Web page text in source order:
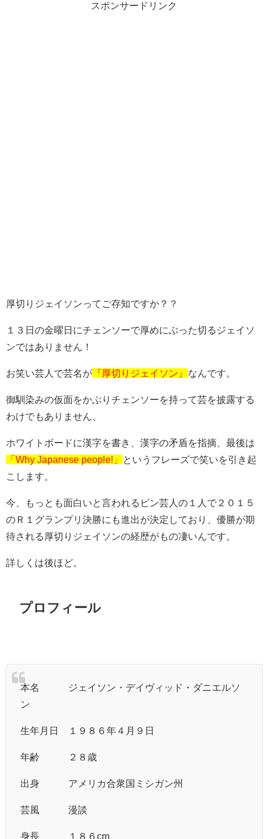
スポンサードリンク
厚切りジェイソンってご存知ですか？？
１３日の金曜日にチェンソーで厚めにぶった切るジェイソ
ンではありません！
お笑い芸人で芸名が 『厚切りジェイソン』 なんです。
御馴染みの仮面をかぶりチェンソーを持って芸を披露する
わけでもありません。
ホワイトボードに漢字を書き、漢字の矛盾を指摘、最後は
「Why Japanese people!」
というフレーズで笑いを引き起
こします。
今、もっとも面白いと言われるピン芸人の１人で２０１５
のＲ１グランプリ決勝にも進出が決定しており、優勝が期
待される厚切りジェイソンの経歴がもの凄いんです。
詳しくは後ほど。
プロフィール
本名 ジェイソン・デイヴィッド・ダニエルソ
ン
生年月日 １９８６年４月９日
年齢 ２８歳
出身 アメリカ合衆国ミシガン州
芸風 漫談
身長 １８６cm